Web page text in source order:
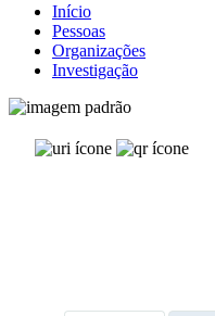
Início
Pessoas
Organizações
Investigação